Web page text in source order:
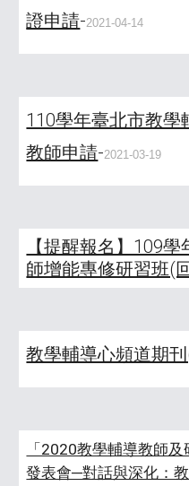
證申請-2021-04-14
110學年臺北市教學
教師申請-2021-03-19
【提醒報名】109
師增能專修研習班(
教學輔導心頻道期
「2020教學輔導教師
發表會─對話與深化：